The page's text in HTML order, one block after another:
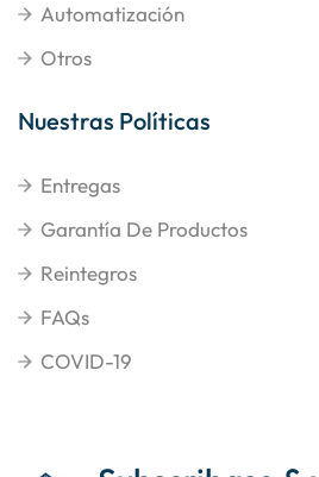
Automatización
Otros
Nuestras Políticas
Entregas
Garantía De Productos
Reintegros
FAQs
COVID-19